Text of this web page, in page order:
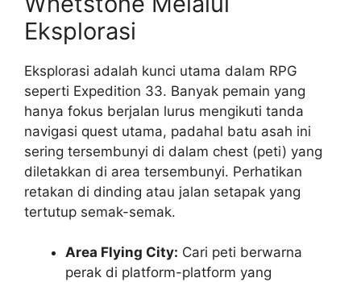
Eksplorasi
Eksplorasi adalah kunci utama dalam RPG
seperti Expedition 33. Banyak pemain yang
hanya fokus berjalan lurus mengikuti tanda
navigasi quest utama, padahal batu asah ini
sering tersembunyi di dalam chest (peti) yang
diletakkan di area tersembunyi. Perhatikan
retakan di dinding atau jalan setapak yang
tertutup semak-semak.
Area Flying City: Cari peti berwarna
perak di platform-platform yang